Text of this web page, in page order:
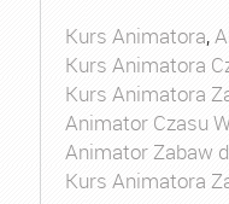
Kurs Animatora,
Kurs Animatora
Kurs Animatora
Animator Czasu
Animator Zabaw
Kurs Animatora